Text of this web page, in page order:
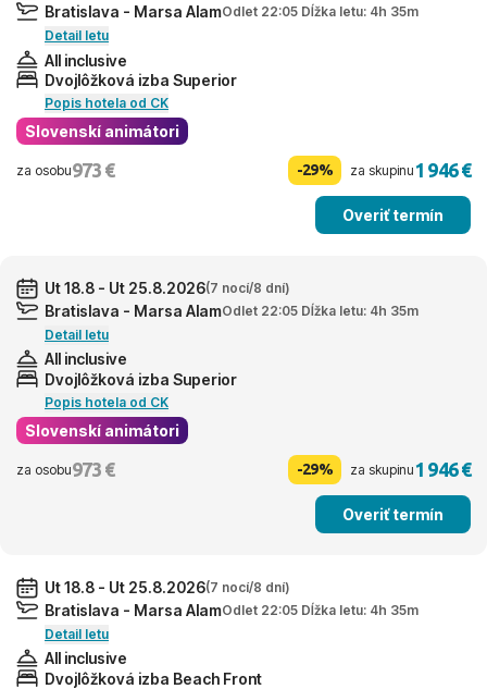
Bratislava - Marsa AlamOdlet 22:05 Dĺžka letu: 4h 35m
Detail letu
All inclusive
Dvojlôžková izba Superior
Popis hotela od CK
Slovenskí animátori
za osobu973 € -29% za skupinu1 946 €
Overiť termín
Ut 18.8 - Ut 25.8.2026(7 nocí/8 dní)
Bratislava - Marsa AlamOdlet 22:05 Dĺžka letu: 4h 35m
Detail letu
All inclusive
Dvojlôžková izba Superior
Popis hotela od CK
Slovenskí animátori
za osobu973 € -29% za skupinu1 946 €
Overiť termín
Ut 18.8 - Ut 25.8.2026(7 nocí/8 dní)
Bratislava - Marsa AlamOdlet 22:05 Dĺžka letu: 4h 35m
Detail letu
All inclusive
Dvojlôžková izba Beach Front